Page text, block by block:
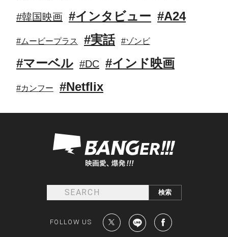
#韓国映画 #インタビュー #A24
#ムービープラス #実話 #ゾンビ
#マーベル #DC #インド映画
#カンフー #Netflix
FOLLOW US